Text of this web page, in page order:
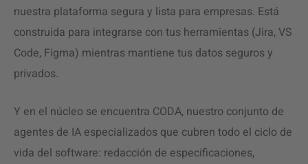
nuestra plataforma segura y lista para empresas. Está
construida para integrarse con tus herramientas (Jira, VS
Code, Figma) mientras mantiene tus datos seguros y
privados.
Y en el núcleo se encuentra CODA, nuestro conjunto de
agentes de IA especializados que cubren todo el ciclo de
vida del software: redacción de especificaciones,